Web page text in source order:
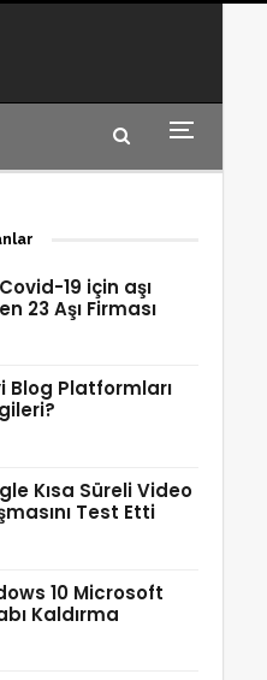
19 için aşı
23 Aşı Firması
Blog Platformları
Kısa Süreli Video
Test Etti
10 Microsoft
Kaldırma